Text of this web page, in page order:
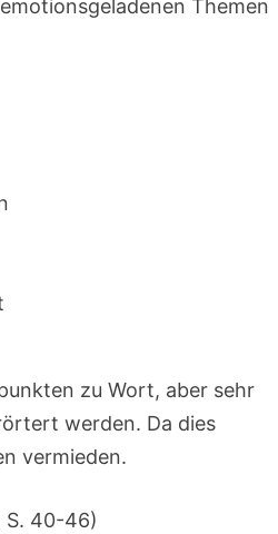
Themen
zu Wort, aber sehr
werden. Da dies
vermieden.
S. 40-46)